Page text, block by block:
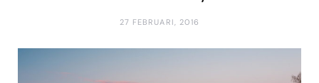
27 FEBRUARI, 2016